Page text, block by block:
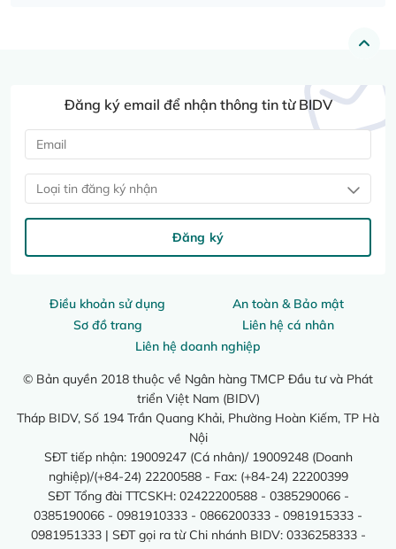
Điều khoản sử dụng
An toàn & Bảo mật
Sơ đồ trang
Liên hệ cá nhân
Liên hệ doanh nghiệp
© Bản quyền 2018 thuộc về Ngân hàng TMCP Đầu tư và Phát
triển Việt Nam (BIDV)
Tháp BIDV, Số 194 Trần Quang Khải, Phường Hoàn Kiếm, TP Hà
Nội
SĐT tiếp nhận: 19009247 (Cá nhân)/ 19009248 (Doanh
nghiệp)/(+84-24) 22200588 - Fax: (+84-24) 22200399
SĐT Tổng đài TTCSKH: 02422200588 - 0385290066 -
0385190066 - 0981910333 - 0866200333 - 0981915333 -
0981951333 | SĐT gọi ra từ Chi nhánh BIDV: 0336258333 -
Đăng ký email để nhận thông tin từ BIDV
Loại tin đăng ký nhận
Đăng ký